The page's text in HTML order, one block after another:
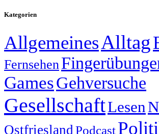
Kategorien
AllgemeinesAlltag
Fernsehen
GamesGehversuche
GesellschaftLesen
Ostfriesland Podcast